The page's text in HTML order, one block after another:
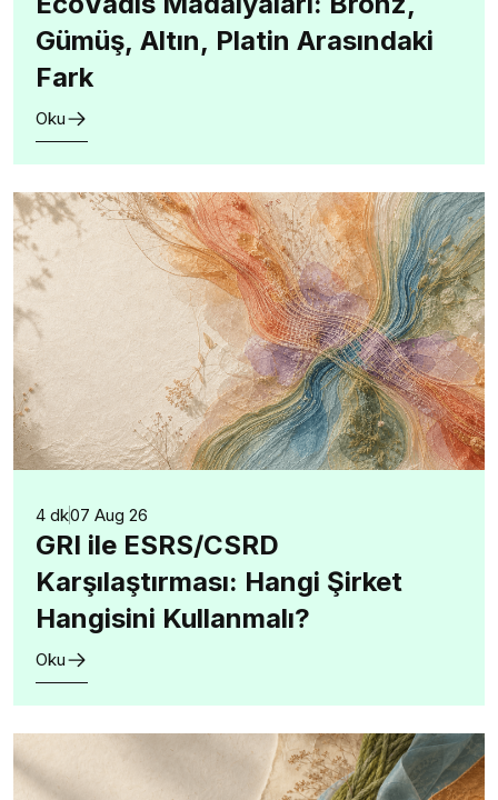
Gümüş, Altın, Platin Arasındaki
Fark
Oku
4 dk07 Aug 26
GRI ile ESRS/CSRD
Karşılaştırması: Hangi Şirket
Hangisini Kullanmalı?
Oku